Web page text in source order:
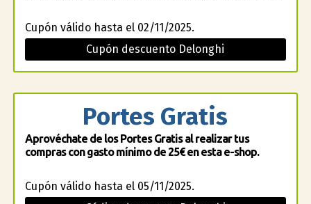
Cupón válido hasta el 02/11/2025.
Cupón descuento Delonghi
Portes Gratis
Aprovéchate de los Portes Gratis al realizar tus
compras con gasto mínimo de 25€ en esta e-shop.
Cupón válido hasta el 05/11/2025.